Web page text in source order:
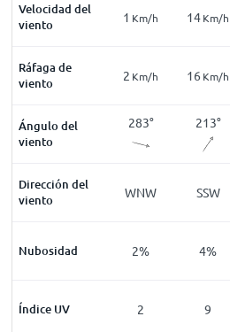
Velocidad del
viento
h 8 Km/h 1 Km/h 14Km/h
Ráfaga de
viento
Km/h 17Km/h 2 Km/h 16 Km/h
Ángulo del
viento
28 283° 213°
Dirección del
viento
NNE WNW SSW
Nubosidad
2% 2% 4%
Índice UV 2 9